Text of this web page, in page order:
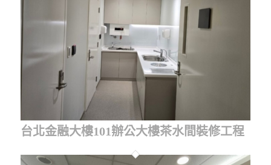
台北金融大樓101辦公大樓茶水間裝修工程